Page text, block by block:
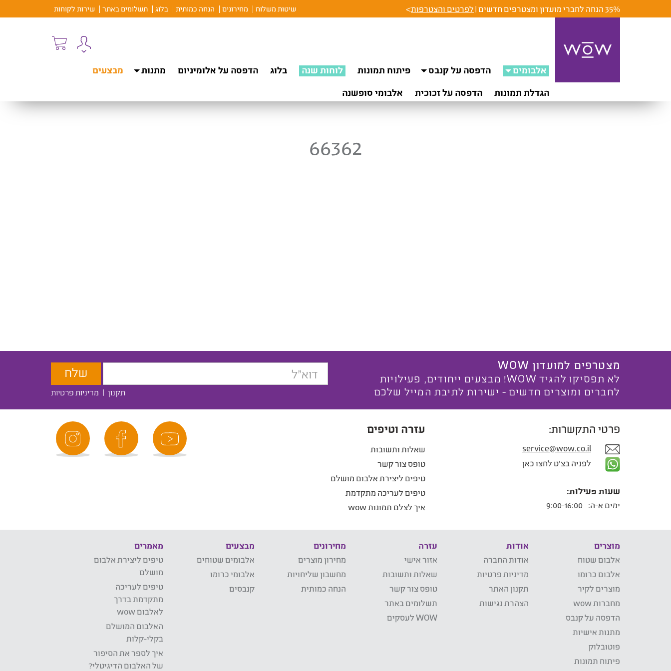
35% הנחה לחברי מועדון ומצטרפים חדשים | לפרטים והצטרפות> שיטות משלוח מחירונים הנחה כמותית בלוג תשלומים באתר שירות לקוחות
אלבומים הדפסה על קנבס פיתוח תמונות לוחות שנה בלוג הדפסה על אלומיניום מתנות
מבצעים
הגדלת תמונות
הדפסה על זכוכית אלבומי סופשנה
66362
מצטרפים למועדון WOW
לא תפסיקו להגיד WOW! מבצעים ייחודים, פעילויות
לחברים ומוצרים חדשים - ישירות לתיבת המייל שלכם
תקנון | מדיניות פרטיות
פרטי התקשרות:
service@wow.co.il
לפניה בצ'ט לחצו כאן
שעות פעילות:
ימים א-ה:
עזרה וטיפים
שאלות ותשובות
טופס צור קשר
טיפים ליצירת אלבום מושלם
טיפים לעריכה מתקדמת
איך לצלם תמונות wow
מוצרים
אלבום שטוח
אלבום כרומו
מוצרים לקיר
מחברות wow
הדפסה על קנבס
מתנות אישיות
פוטובלוק
פיתוח תמונות
אודות
אודות החברה
מדיניות פרטיות
תקנון האתר
הצהרת נגישות
עזרה
אזור אישי
שאלות ותשובות
טופס צור קשר
תשלומים באתר
WOW לעסקים
מחירונים
מחירון מוצרים
מחשבון שליחויות
הנחה כמותית
מבצעים
אלבומים שטוחים
אלבומי כרומו
קנבסים
מאמרים
טיפים ליצירת אלבום
מושלם
טיפים לעריכה
מתקדמת בדרך
לאלבום wow
האלבום המושלם
בקלי-קלות
איך לספר את הסיפור
של האלבום הדיגיטלי?